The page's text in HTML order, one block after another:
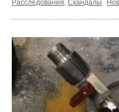
Расследования Скандалы